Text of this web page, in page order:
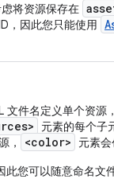
将资源保存在
，因此您只能使用
文件名定义单个资源
元素的每个子
， <color> 元素
您可以随意命名文